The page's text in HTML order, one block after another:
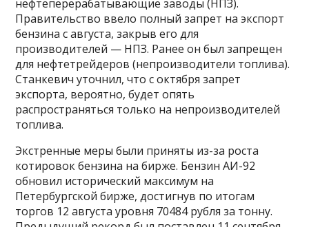
нефтеперерабатывающие заводы (НПЗ).
Правительство ввело полный запрет на экспорт
бензина с августа, закрыв его для
производителей — НПЗ. Ранее он был запрещен
для нефтетрейдеров (непроизводители топлива).
Станкевич уточнил, что с октября запрет
экспорта, вероятно, будет опять
распространяться только на непроизводителей
топлива.
Экстренные меры были приняты из-за роста
котировок бензина на бирже. Бензин АИ-92
обновил исторический максимум на
Петербургской бирже, достигнув по итогам
торгов 12 августа уровня 70484 рубля за тонну.